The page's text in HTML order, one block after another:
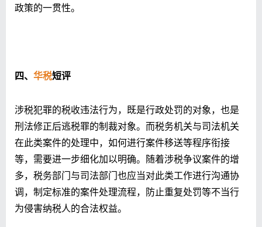
政策的一贯性。
四、 华税短评
涉税犯罪的税收违法行为，既是行政处罚的对象，也是
刑法修正后逃税罪的制裁对象。而税务机关与司法机关
在此类案件的处理中，如何进行案件移送等程序衔接
等，需要进一步细化加以明确。随着涉税争议案件的增
多，税务部门与司法部门也应当对此类工作进行沟通协
调，制定标准的案件处理流程，防止重复处罚等不当行
为侵害纳税人的合法权益。